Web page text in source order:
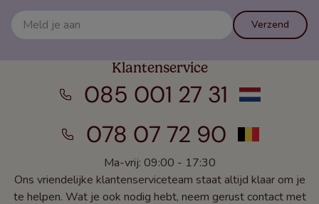
Verzend
Klantenservice
085 001 27 31
078 07 72 90
Ma-vrij: 09:00 - 17:30
Ons vriendelijke klantenserviceteam staat altijd klaar om je
te helpen. Wat je ook nodig hebt, neem gerust contact met